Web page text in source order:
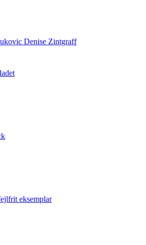
Denise Zintgraff
eksemplar